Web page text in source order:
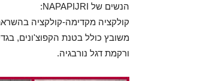
הנשים של NAPAPIJRI:
משובץ כולל בטנת הקפוצ'ונים,
ורקמת דגל נורבגיה.